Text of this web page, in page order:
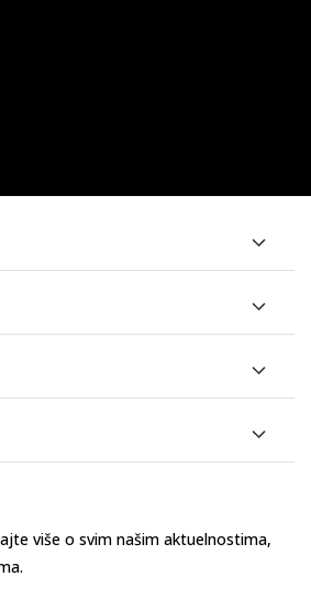
više o svim našim aktuelnostima,